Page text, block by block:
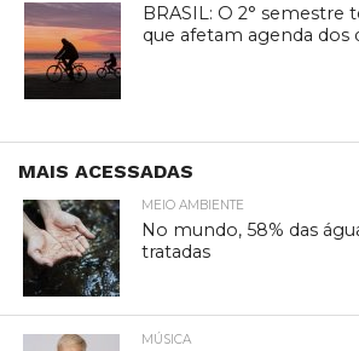
BRASIL: O 2° semestre
que afetam agenda dos
MAIS ACESSADAS
MEIO AMBIENTE
No mundo, 58% das
tratadas
MÚSICA